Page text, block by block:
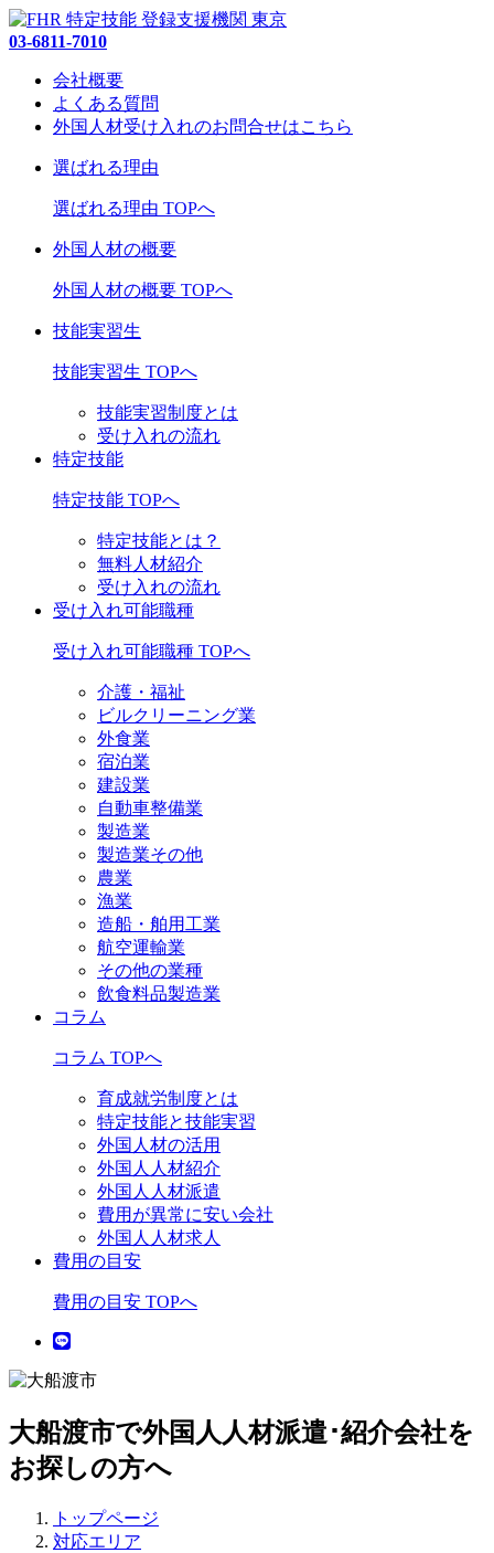
03-6811-7010
会社概要
よくある質問
外国人材受け入れのお問合せはこちら
選ばれる理由
選ばれる理由 TOPへ
外国人材の概要
外国人材の概要 TOPへ
技能実習生
技能実習生 TOPへ
技能実習制度とは
受け入れの流れ
特定技能
特定技能 TOPへ
特定技能とは？
無料人材紹介
受け入れの流れ
受け入れ可能職種
受け入れ可能職種 TOPへ
介護・福祉
ビルクリーニング業
外食業
宿泊業
建設業
自動車整備業
製造業
製造業その他
農業
漁業
造船・舶用工業
航空運輸業
その他の業種
飲食料品製造業
コラム
コラム TOPへ
育成就労制度とは
特定技能と技能実習
外国人材の活用
外国人人材紹介
外国人人材派遣
費用が異常に安い会社
外国人人材求人
費用の目安
費用の目安 TOPへ
大船渡市で外国人人材派遣･紹介会社を
お探しの方へ
トップページ
対応エリア